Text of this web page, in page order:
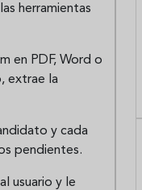
herramientas
en PDF, Word o
extrae la
y cada
pendientes.
usuario y le